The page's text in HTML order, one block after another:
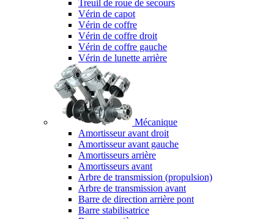
Treuil de roue de secours
Vérin de capot
Vérin de coffre
Vérin de coffre droit
Vérin de coffre gauche
Vérin de lunette arrière
Mécanique
Amortisseur avant droit
Amortisseur avant gauche
Amortisseurs arrière
Amortisseurs avant
Arbre de transmission (propulsion)
Arbre de transmission avant
Barre de direction arrière pont
Barre stabilisatrice